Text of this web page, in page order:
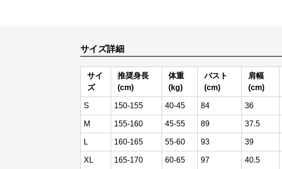
サイズ詳細
サイ
ズ
推奨身長
(cm)
体重
(kg)
バスト
(cm)
肩幅
(cm)
S 150-155 40-45 84 36
M 155-160 45-55 89 37.5
L 160-165 55-60 93 39
XL 165-170 60-65 97 40.5